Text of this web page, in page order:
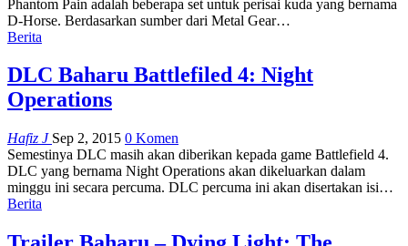
Phantom Pain adalah beberapa set untuk perisai kuda yang bernama
D-Horse. Berdasarkan sumber dari Metal Gear…
Berita
DLC Baharu Battlefiled 4: Night
Operations
Hafiz J Sep 2, 2015 0 Komen
Semestinya DLC masih akan diberikan kepada game Battlefield 4.
DLC yang bernama Night Operations akan dikeluarkan dalam
minggu ini secara percuma. DLC percuma ini akan disertakan isi…
Berita